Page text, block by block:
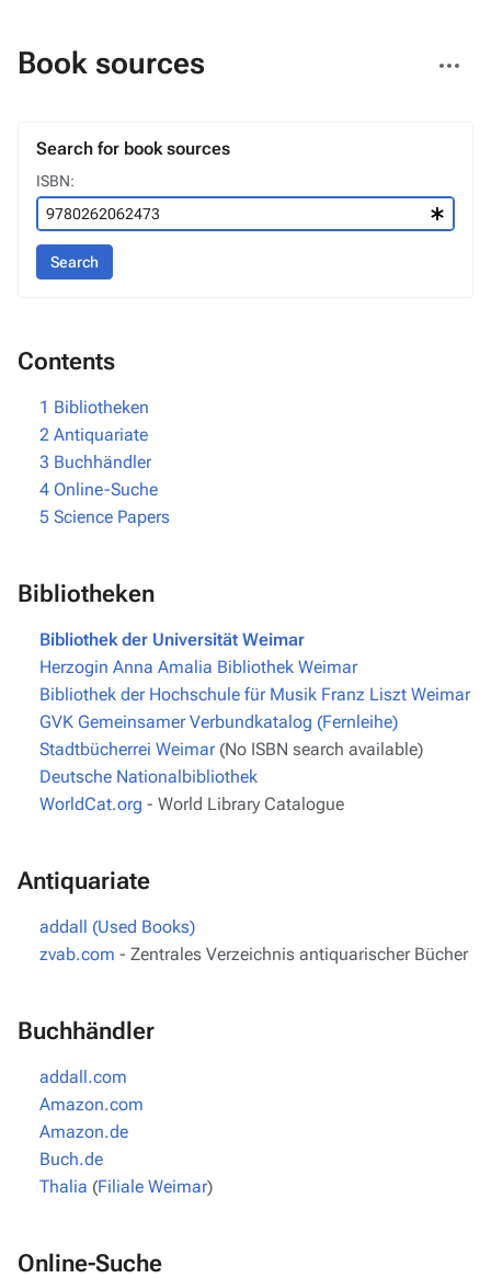
Book sources
actions
Search for book sources
ISBN:
Search
Contents
1 Bibliotheken
2 Antiquariate
3 Buchhändler
4 Online-Suche
5 Science Papers
Bibliotheken
Bibliothek der Universität Weimar
Herzogin Anna Amalia Bibliothek Weimar
Bibliothek der Hochschule für Musik Franz Liszt Weimar
GVK Gemeinsamer Verbundkatalog (Fernleihe)
Stadtbücherrei Weimar(No ISBN search available)
Deutsche Nationalbibliothek
WorldCat.org - World Library Catalogue
Antiquariate
addall (Used Books)
zvab.com - Zentrales Verzeichnis antiquarischer Bücher
Buchhändler
addall.com
Amazon.com
Amazon.de
Buch.de
Thalia (Filiale Weimar)
Online-Suche